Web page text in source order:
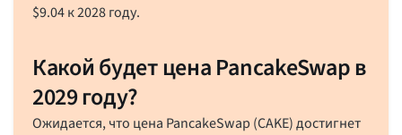
$9.04к 2028 году.
Какой будет цена PancakeSwap в
2029 году?
Ожидается, что цена PancakeSwap (CAKE) достигнет